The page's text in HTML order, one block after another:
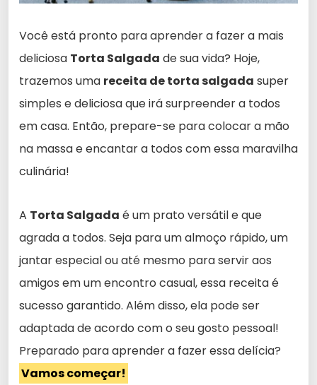
Você está pronto para aprender a fazer a mais
deliciosa Torta Salgada de sua vida? Hoje,
trazemos uma receita de torta salgada super
simples e deliciosa que irá surpreender a todos
em casa. Então, prepare-se para colocar a mão
na massa e encantar a todos com essa maravilha
culinária!
A Torta Salgada é um prato versátil e que
agrada a todos. Seja para um almoço rápido, um
jantar especial ou até mesmo para servir aos
amigos em um encontro casual, essa receita é
sucesso garantido. Além disso, ela pode ser
adaptada de acordo com o seu gosto pessoal!
Preparado para aprender a fazer essa delícia?
Vamos começar!